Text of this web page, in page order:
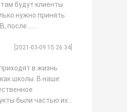
будут клиенты
нужно принять
после ...
[2021-03-09 15:26:34]
в жизнь
школы. В наше
были частью их.